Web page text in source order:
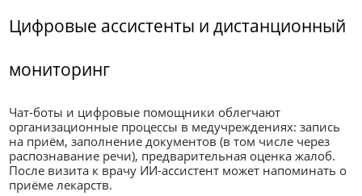
Цифровые ассистенты и дистанционный
мониторинг
Чат-боты и цифровые помощники облегчают
организационные процессы в медучреждениях: запись
на приём, заполнение документов (в том числе через
распознавание речи), предварительная оценка жалоб.
После визита к врачу ИИ-ассистент может напоминать о
приёме лекарств.